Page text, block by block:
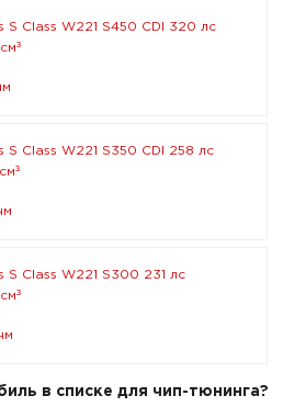
S Class W221 S450 CDI 320 лс
³
S Class W221 S350 CDI 258 лс
³
S Class W221 S300 231 лс
³
в списке для чип-тюнинга?